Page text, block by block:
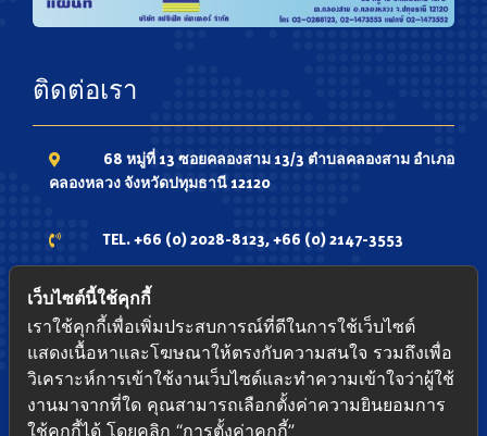
ติดต่อเรา
68 หมู่ที่ 13 ซอยคลองสาม 13/3 ตำบลคลองสาม อำเภอ
คลองหลวง จังหวัดปทุมธานี 12120
TEL. +66 (0) 2028-8123, +66 (0) 2147-3553
Phone. 081-7336735 ,081-9348339 ,084-
4337979
FAX. +66 (0) 2147-3552
เว็บไซต์นี้ใช้คุกกี้
เราใช้คุกกี้เพื่อเพิ่มประสบการณ์ที่ดีในการใช้เว็บไซต์
แสดงเนื้อหาและโฆษณาให้ตรงกับความสนใจ รวมถึงเพื่อ
วิเคราะห์การเข้าใช้งานเว็บไซต์และทำความเข้าใจว่าผู้ใช้
งานมาจากที่ใด คุณสามารถเลือกตั้งค่าความยินยอมการ
ใช้คุกกี้ได้ โดยคลิก “การตั้งค่าคุกกี้”